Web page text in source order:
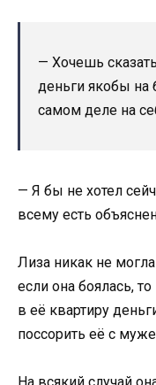
— Хочешь
деньги якобы на
самом деле на
— Я бы не хотел
всему есть
Лиза никак не
если она боялась,
в её квартиру
поссорить её с